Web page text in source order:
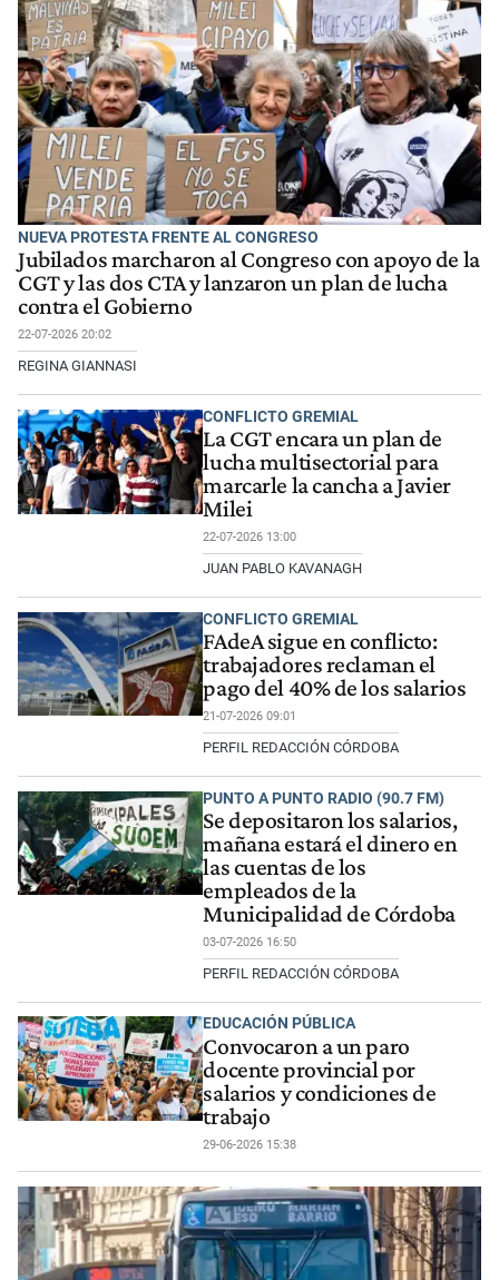
NUEVA PROTESTA FRENTE AL CONGRESO
Jubilados marcharon al Congreso con apoyo de la
CGT y las dos CTA y lanzaron un plan de lucha
contra el Gobierno
22-07-2026 20:02
REGINA GIANNASI
CONFLICTO GREMIAL
La CGT encara un plan de
lucha multisectorial para
marcarle la cancha a Javier
Milei
22-07-2026 13:00
JUAN PABLO KAVANAGH
CONFLICTO GREMIAL
FAdeA sigue en conflicto:
trabajadores reclaman el
pago del 40% de los salarios
21-07-2026 09:01
PERFIL REDACCIÓN CÓRDOBA
PUNTO A PUNTO RADIO (90.7 FM)
Se depositaron los salarios,
mañana estará el dinero en
las cuentas de los
empleados de la
Municipalidad de Córdoba
03-07-2026 16:50
PERFIL REDACCIÓN CÓRDOBA
EDUCACIÓN PÚBLICA
Convocaron a un paro
docente provincial por
salarios y condiciones de
trabajo
29-06-2026 15:38